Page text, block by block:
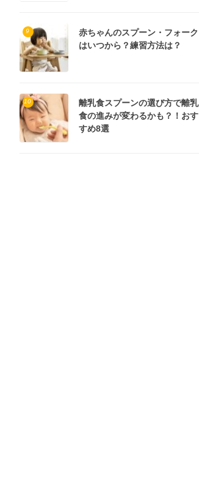
9
赤ちゃんのスプーン・フォーク
はいつから？練習方法は？
10
離乳食スプーンの選び方で離乳
食の進みが変わるかも？！おす
すめ8選